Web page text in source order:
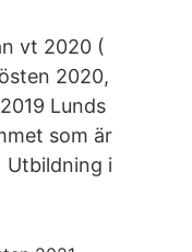
vt 2020 (
2020,
Lunds
som är
i